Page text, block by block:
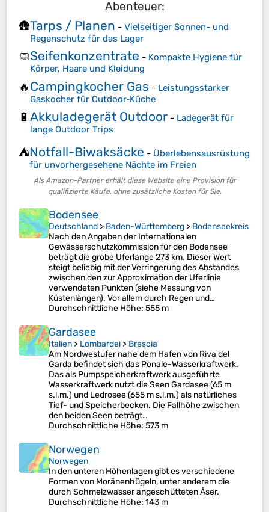
Abenteuer:
🛖Tarps / Planen - Vielseitiger Sonnen- und
Regenschutz für das Lager
🧼Seifenkonzentrate - Kompakte Hygiene für
Körper, Haare und Kleidung
🔥Campingkocher Gas - Leistungsstarker
Gaskocher für Outdoor‑Küche
🔋 Akkuladegerät Outdoor - Ladegerät für
lange Outdoor Trips
⛺Notfall-Biwaksäcke - Überlebensausrüstung
für unvorhergesehene Nächte im Freien
Als Amazon-Partner erhält diese Website eine Provision für
qualifizierte Käufe, ohne zusätzliche Kosten für Sie.
Bodensee
Deutschland > Baden-Württemberg > Bodenseekreis
Nach den Angaben der Internationalen
Gewässerschutzkommission für den Bodensee
beträgt die grobe Uferlänge 273 km. Dieser Wert
steigt beliebig mit der Verringerung des Abstandes
zwischen den zur Approximation der Uferlinie
verwendeten Punkten (siehe Messung von
Küstenlängen). Vor allem durch Regen und…
Durchschnittliche Höhe: 555 m
Gardasee
Italien > Lombardei > Brescia
Am Nordwestufer nahe dem Hafen von Riva del
Garda befindet sich das Ponale-Wasserkraftwerk.
Das als Pumpspeicherkraftwerk ausgeführte
Wasserkraftwerk nutzt die Seen Gardasee (65 m
s.l.m.) und Ledrosee (655 m s.l.m.) als natürliches
Tief- und Speicherbecken. Die Fallhöhe zwischen
den beiden Seen beträgt…
Durchschnittliche Höhe: 573 m
Norwegen
Norwegen
In den unteren Höhenlagen gibt es verschiedene
Formen von Moränenhügeln, unter anderem die
durch Schmelzwasser angeschütteten Åser.
Durchschnittliche Höhe: 143 m